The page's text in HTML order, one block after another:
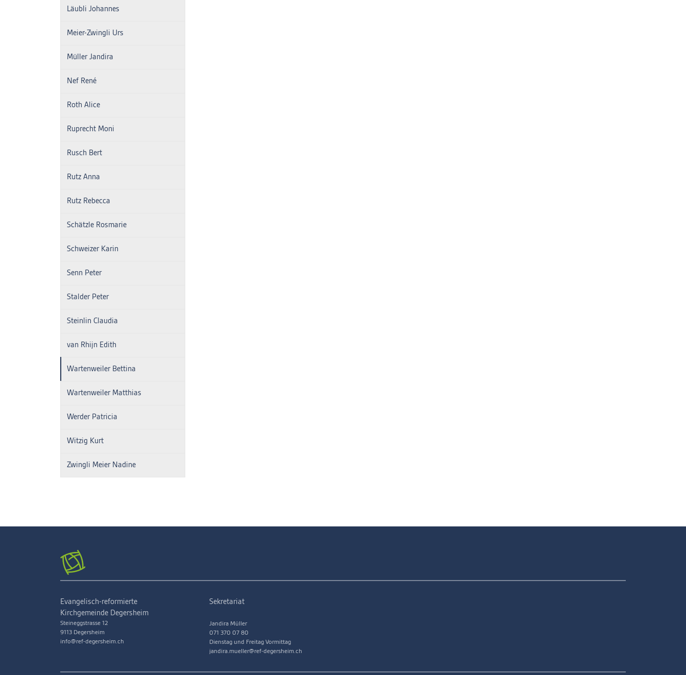
Läubli Johannes
Meier-Zwingli Urs
Müller Jandira
Nef René
Roth Alice
Ruprecht Moni
Rusch Bert
Rutz Anna
Rutz Rebecca
Schätzle Rosmarie
Schweizer Karin
Senn Peter
Stalder Peter
Steinlin Claudia
van Rhijn Edith
Wartenweiler Bettina
Wartenweiler Matthias
Werder Patricia
Witzig Kurt
Zwingli Meier Nadine
Evangelisch-reformierte
Kirchgemeinde Degersheim
Steineggstrasse 12
9113 Degersheim
info@ref-degersheim.ch
Sekretariat
Jandira Müller
071 370 07 80
Dienstag und Freitag Vormittag
jandira.mueller@ref-degersheim.ch